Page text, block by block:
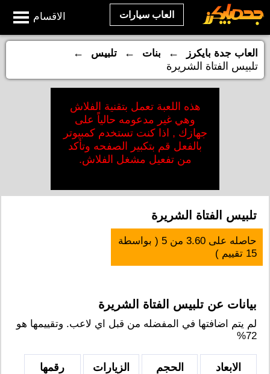
الاقسام العاب سيارات
العاب جدة بايكرز ← بنات ← تلبيس
←
تلبيس الفتاة الشريرة
هذه اللعبة تعمل بتقنية الفلاش
وهي غير مدعومه حالياً على
جهازك , اذا كنت تستخدم كمبيوتر
بالفعل قم بتكبير الصفحه وتأكد
من تفعيل مشغل الفلاش.
تلبيس الفتاة الشريرة
حاصله على3.60 من5 ( بواسطة
15 تقييم )
بيانات عن تلبيس الفتاة الشريرة
لم يتم اضافتها في المفضله من قبل اي لاعب. وتقييمها هو
72%
الابعاد
الحجم
الزيارات
رقمها